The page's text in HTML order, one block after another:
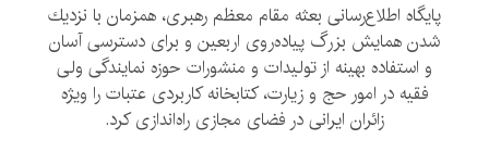
پايگاه اطلاع‌رسانی بعثه‌ مقام معظم رهبری، همزمان با نزديك
شدن همايش بزرگ پياده‌روی اربعين و برای دسترسی آسان
و استفاده بهينه از توليدات و منشورات حوزه نمايندگی ولی
فقيه در امور حج و زيارت، كتابخانه كاربردی عتبات را ويژه
زائران ايرانی در فضای مجازی راه‌اندازی كرد.